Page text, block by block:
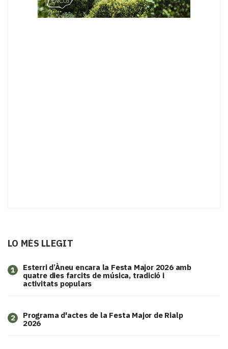
LO MÉS LLEGIT
1
Esterri d’Àneu encara la Festa Major 2026 amb
quatre dies farcits de música, tradició i
activitats populars
2
Programa d'actes de la Festa Major de Rialp
2026